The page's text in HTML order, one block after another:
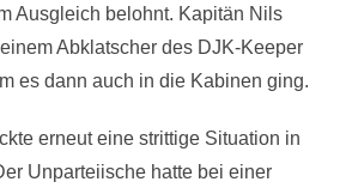
Ausgleich belohnt. Kapitän Nils
Abklatscher des DJK-Keeper
es dann auch in die Kabinen ging.
erneut eine strittige Situation in
Unparteiische hatte bei einer